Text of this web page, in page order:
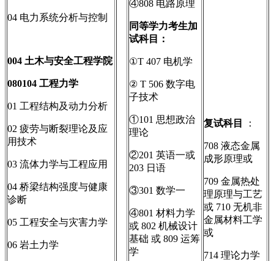
04 电力系统分析与控制
004 土木与安全工程学院
080104 工程力学
01 工程结构及动力分析
02 疲劳与断裂理论及应
用技术
03 流体力学与工程应用
04 桥梁结构强度与健康
诊断
05 工程安全与灾害力学
06 岩土力学
④808 电路原理
同等学力考生加
试科目：
①T 407 电机学
② T 506 数字电
子技术
①101 思想政治
理论
②201 英语一或
203 日语
③301 数学一
④801 材料力学
或 802 机械设计
基础 或 809 运筹
学
复试科目 ：
708 液态金属
成形原理或
709 金属热处
理原理与工艺
或 710 无机非
金属材料工学
或
714 理论力学